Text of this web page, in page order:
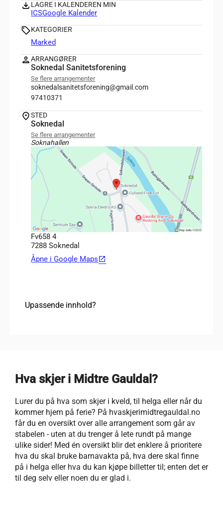
LAGRE I KALENDEREN MIN
ICSGoogle Kalender
KATEGORIER
Marked
ARRANGØRER
Soknedal Sanitetsforening
Se flere arrangementer
soknedalsanitetsforening@gmail.com
97410371
STED
Soknedal
Se flere arrangementer
Soknahallen
Fv658 4
7288 Soknedal
Åpne i Google Mapsopen_in_new
Upassende innhold?
Hva skjer i Midtre Gauldal?
Lurer du på hva som skjer i kveld, til helga eller når du
kommer hjem på ferie? På hvaskjerimidtregauldal.no
får du en oversikt over alle arrangement som går av
stabelen - uten at du trenger å lete rundt på mange
ulike sider! Med én oversikt blir det enklere å prioritere
hva du skal bruke barnavakta på, hva dere skal finne
på i helga eller hva du kan kjøpe billetter til; enten det er
til deg selv eller noen du er glad i.